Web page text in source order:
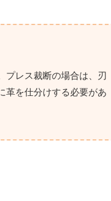
プレス裁断の場合は、刃
革を仕分けする必要があ